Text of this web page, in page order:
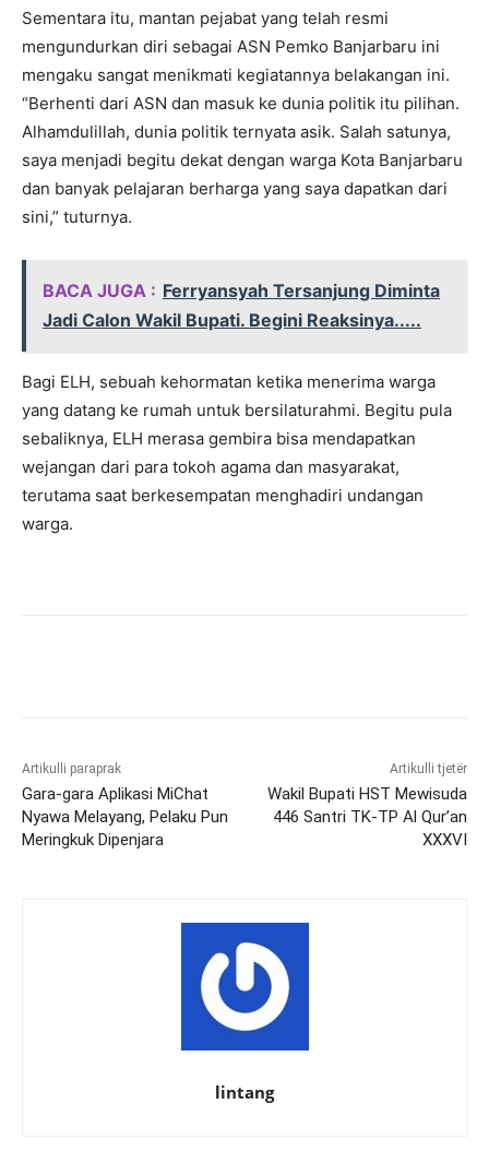
Sementara itu, mantan pejabat yang telah resmi
mengundurkan diri sebagai ASN Pemko Banjarbaru ini
mengaku sangat menikmati kegiatannya belakangan ini.
“Berhenti dari ASN dan masuk ke dunia politik itu pilihan.
Alhamdulillah, dunia politik ternyata asik. Salah satunya,
saya menjadi begitu dekat dengan warga Kota Banjarbaru
dan banyak pelajaran berharga yang saya dapatkan dari
sini,” tuturnya.
BACA JUGA : Ferryansyah Tersanjung Diminta
Jadi Calon Wakil Bupati. Begini Reaksinya.....
Bagi ELH, sebuah kehormatan ketika menerima warga
yang datang ke rumah untuk bersilaturahmi. Begitu pula
sebaliknya, ELH merasa gembira bisa mendapatkan
wejangan dari para tokoh agama dan masyarakat,
terutama saat berkesempatan menghadiri undangan
warga.
Artikulli paraprak
Gara-gara Aplikasi MiChat
Nyawa Melayang, Pelaku Pun
Meringkuk Dipenjara
Artikulli tjetër
Wakil Bupati HST Mewisuda
446 Santri TK-TP Al Qur’an
XXXVI
lintang